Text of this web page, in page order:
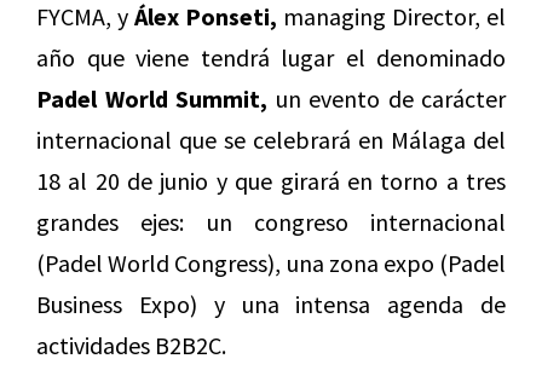
FYCMA, y Álex Ponseti, managing Director, el
año que viene tendrá lugar el denominado
Padel World Summit, un evento de carácter
internacional que se celebrará en Málaga del
18 al 20 de junio y que girará en torno a tres
grandes ejes: un congreso internacional
(Padel World Congress), una zona expo (Padel
Business Expo) y una intensa agenda de
actividades B2B2C.